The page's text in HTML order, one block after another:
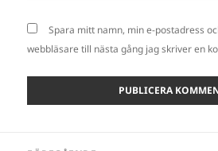
Spara mitt namn, min e-postadress
webbläsare till nästa gång jag skriver en